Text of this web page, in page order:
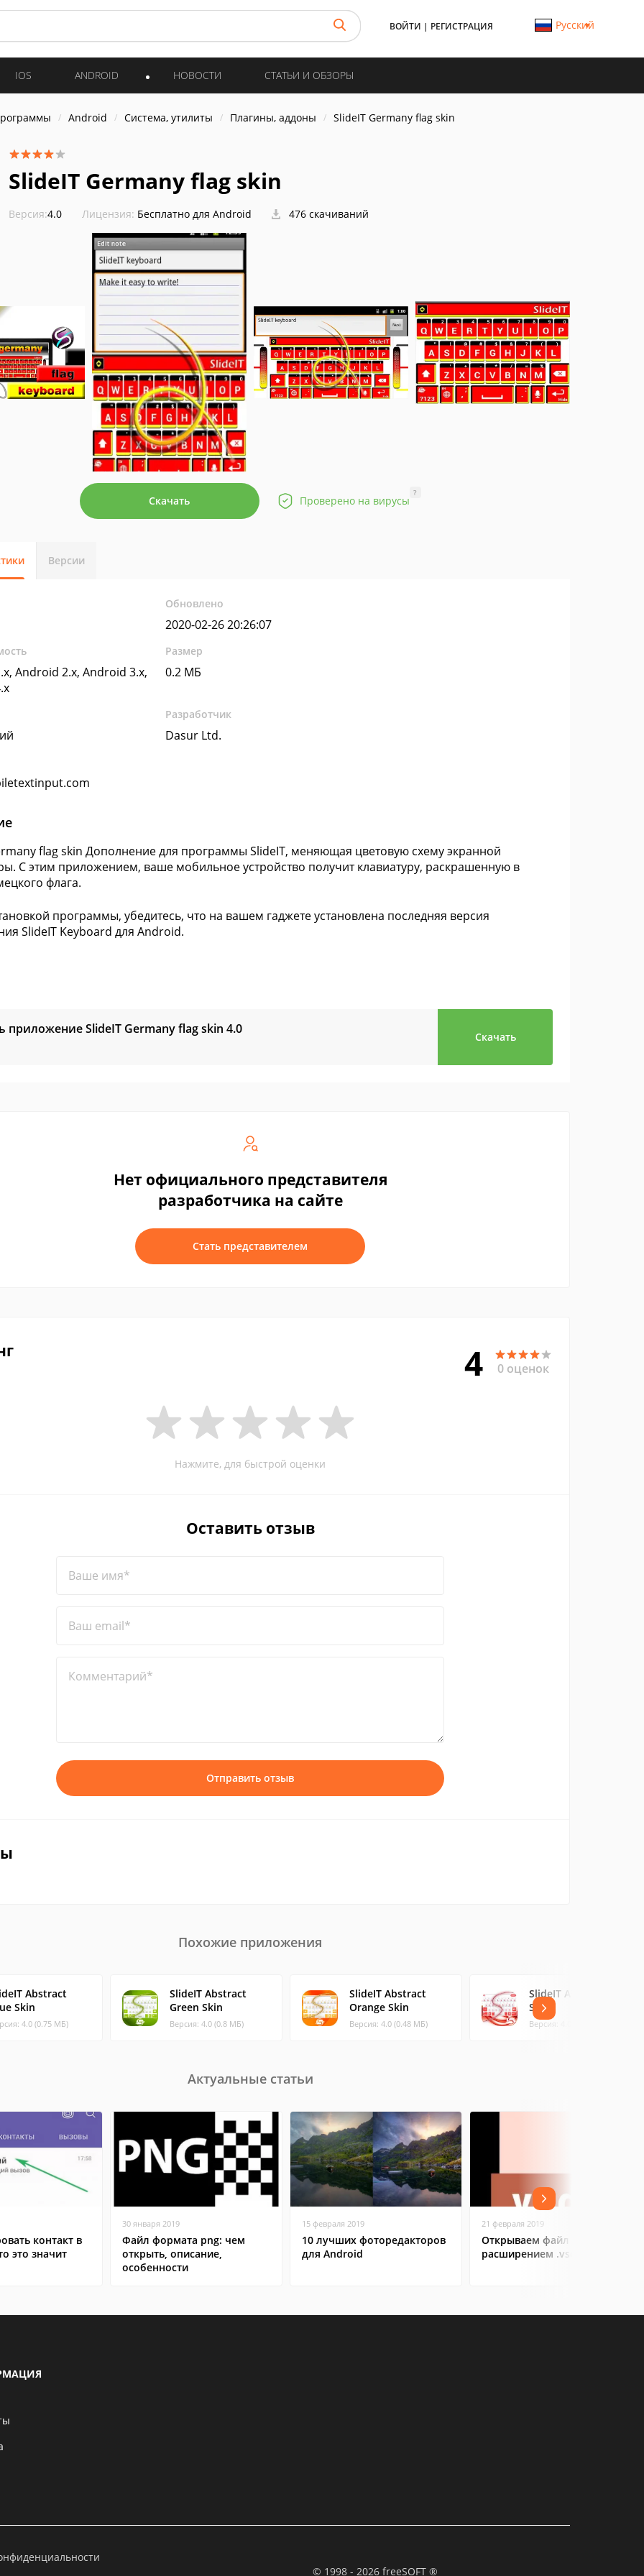
ВОЙТИ | РЕГИСТРАЦИЯ Русский
IOS ANDROID НОВОСТИ СТАТЬИ И ОБЗОРЫ
Android Система, утилиты Плагины, аддоны SlideIT Germany flag skin
SlideIT Germany flag skin
Версия:4.0 Лицензия: Бесплатно для Android 476 скачиваний
Скачать Проверено на вирусы
?
Версии
Обновлено
2020-02-26 20:26:07
Android 2.x, Android 3.x,
Размер
0.2 МБ
Разработчик
Dasur Ltd.
flag skin Дополнение для программы SlideIT, меняющая цветовую схему экранной
С этим приложением, ваше мобильное устройство получит клавиатуру, раскрашенную в
флага.
программы, убедитесь, что на вашем гаджете установлена последняя версия
SlideIT Keyboard для Android.
приложение SlideIT Germany flag skin 4.0
Скачать
Нет официального представителя
разработчика на сайте
Стать представителем
4 0 оценок
Нажмите, для быстрой оценки
Оставить отзыв
Ваше имя*
Ваш email*
Комментарий*
Отправить отзыв
Похожие приложения
Abstract
Skin
4.0 (0.75 МБ)
SlideIT Abstract
Green Skin
Версия: 4.0 (0.8 МБ)
SlideIT Abstract
Orange Skin
Версия: 4.0 (0.48 МБ)
SlideIT Abstract Red
Skin
Версия: 4.0 (1.19 МБ)
Актуальные статьи
контакт в
это значит
30 января 2019
Файл формата png: чем
открыть, описание,
особенности
15 февраля 2019
10 лучших фоторедакторов
для Android
21 февраля 2019
Открываем файл с
расширением .vsd
© 1998 - 2026 freeSOFT ®